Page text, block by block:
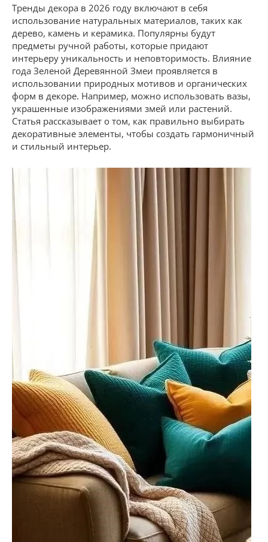
Тренды декора в 2026 году включают в себя
использование натуральных материалов, таких как
дерево, камень и керамика. Популярны будут
предметы ручной работы, которые придают
интерьеру уникальность и неповторимость. Влияние
года Зеленой Деревянной Змеи проявляется в
использовании природных мотивов и органических
форм в декоре. Например, можно использовать вазы,
украшенные изображениями змей или растений.
Статья рассказывает о том, как правильно выбирать
декоративные элементы, чтобы создать гармоничный
и стильный интерьер.